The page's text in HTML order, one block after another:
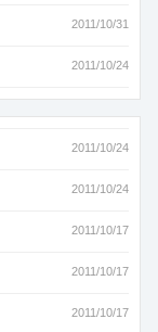
2011/10/31
2011/10/24
2011/10/24
2011/10/24
2011/10/17
2011/10/17
2011/10/17